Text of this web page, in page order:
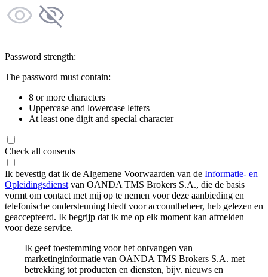
Password strength:
The password must contain:
8 or more characters
Uppercase and lowercase letters
At least one digit and special character
Check all consents
Ik bevestig dat ik de Algemene Voorwaarden van de Informatie- en
Opleidingsdienst van OANDA TMS Brokers S.A., die de basis
vormt om contact met mij op te nemen voor deze aanbieding en
telefonische ondersteuning biedt voor accountbeheer, heb gelezen en
geaccepteerd. Ik begrijp dat ik me op elk moment kan afmelden
voor deze service.
Ik geef toestemming voor het ontvangen van
marketinginformatie van OANDA TMS Brokers S.A. met
betrekking tot producten en diensten, bijv. nieuws en